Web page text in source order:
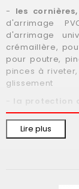
- les
d'arrimage
d'arrimage
crémaillère,
pour poutre,
pinces à
glissement
la protection
fourreau de
les sangles
fourgon,
Lire plus